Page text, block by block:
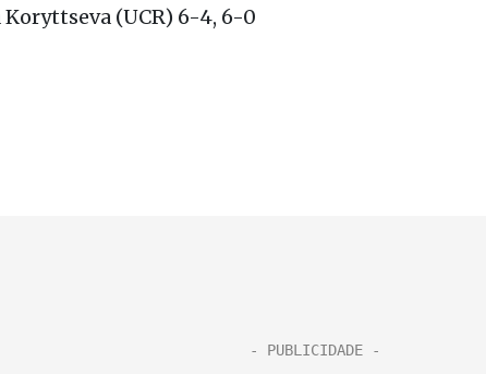
Koryttseva (UCR) 6-4, 6-0